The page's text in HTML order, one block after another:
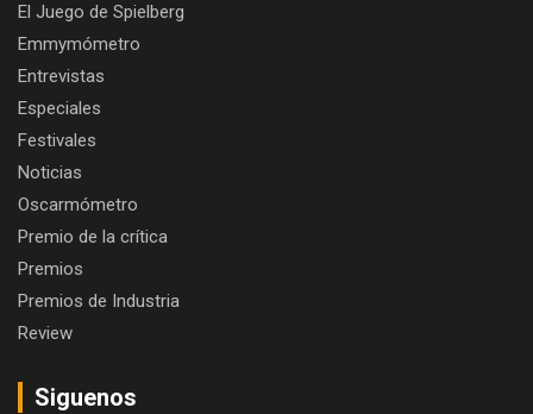
El Juego de Spielberg
Emmymómetro
Entrevistas
Especiales
Festivales
Noticias
Oscarmómetro
Premio de la crítica
Premios
Premios de Industria
Review
Siguenos